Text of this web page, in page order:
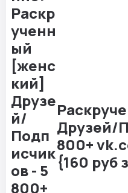
Друзей/
800+
{160 руб